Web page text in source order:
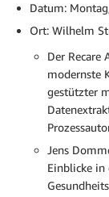
Datum:
Ort: Wilhelm
Der Recare
modernste
gestützter
Jens
Einblicke